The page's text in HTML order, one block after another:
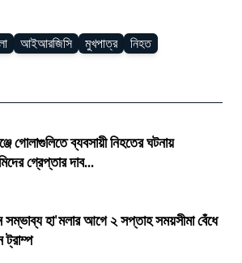
আইআরজিসি মুখপাত্র নিহত
গোলাগুলিতে ব্যবসায়ী নিহতের ঘটনায়
গ্রেপ্তার দাব...
সম্ভাব্য হা'মলার আগে ২ সপ্তাহ সময়সীমা বেঁধে
ট্রাম্প